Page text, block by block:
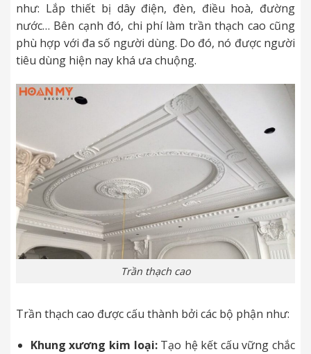
như: Lắp thiết bị dây điện, đèn, điều hoà, đường
nước… Bên cạnh đó, chi phí làm trần thạch cao cũng
phù hợp với đa số người dùng. Do đó, nó được người
tiêu dùng hiện nay khá ưa chuộng.
Trần thạch cao
Trần thạch cao được cấu thành bởi các bộ phận như:
Khung xương kim loại:Tạo hệ kết cấu vững chắc